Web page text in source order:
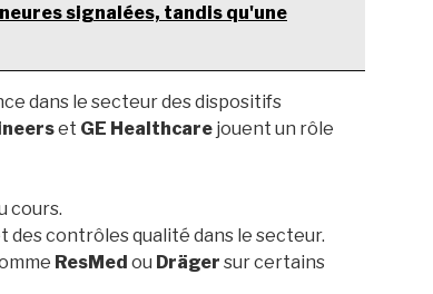
signalées, tandis qu'une
dans le secteur des dispositifs
et GE Healthcare jouent un rôle
cours.
des contrôles qualité dans le secteur.
ResMed ou Dräger sur certains